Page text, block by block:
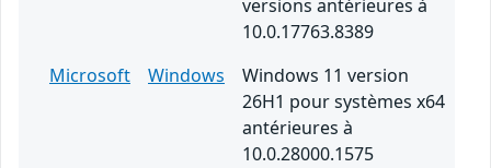
versions antérieures à
10.0.17763.8389
Microsoft
Windows
Windows 11 version
26H1 pour systèmes x64
antérieures à
10.0.28000.1575